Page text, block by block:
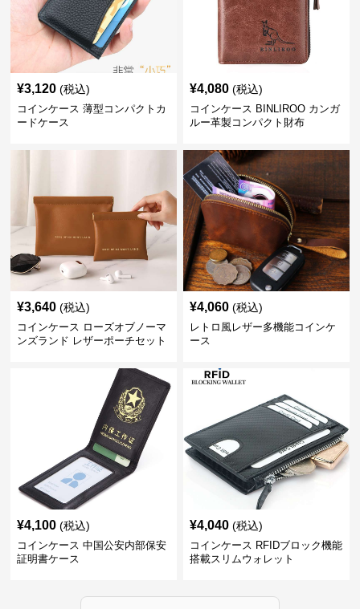
¥3,120 (税込)
コインケース 薄型コンパクトカ
ードケース
¥4,080 (税込)
コインケース BINLIROO カンガ
ルー革製コンパクト財布
¥3,640 (税込)
コインケース ローズオブノーマ
ンズランド レザーポーチセット
¥4,060 (税込)
レトロ風レザー多機能コインケ
ース
¥4,100 (税込)
コインケース 中国公安内部保安
証明書ケース
¥4,040 (税込)
コインケース RFIDブロック機能
搭載スリムウォレット